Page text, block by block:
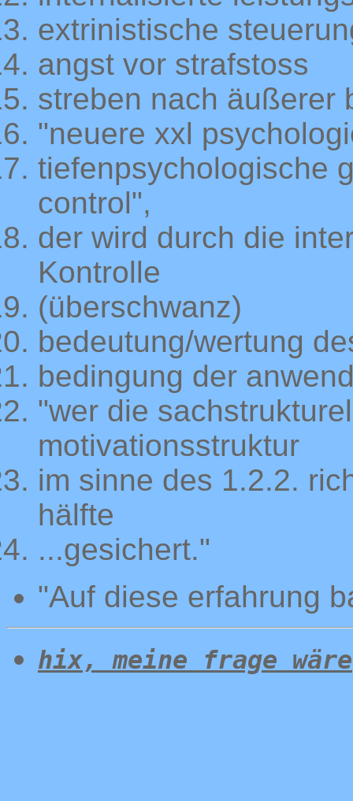
extrinistische
angst vor strafstoss
streben nach äußerer
"neuere xxl
tiefenpsychologische
control",
der wird durch die
Kontrolle
(überschwanz)
bedeutung/wertung
bedingung der
"wer die
motivationsstruktur
im sinne des 1.2.2.
hälfte
...gesichert."
"Auf diese erfahrung
hix, meine frage